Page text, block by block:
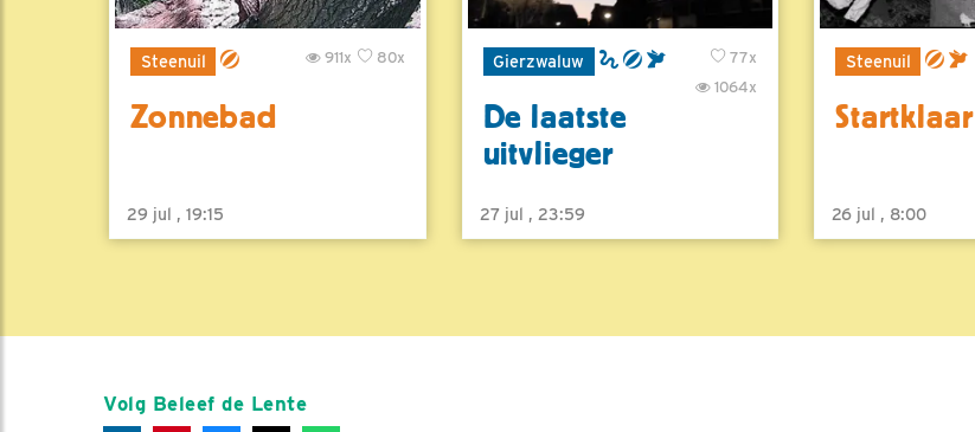
Steenuil 80x
911x
Zonnebad
29 jul , 19:15
Gierzwaluw
77x
1064x
De laatste
uitvlieger
27 jul , 23:59
Steenuil
Startklaar
26 jul , 8:00
Volg Beleef de Lente